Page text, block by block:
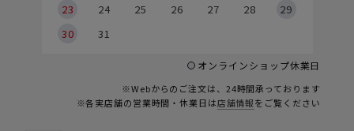
23
24 25 26 27 28
29
30
31
オンラインショップ休業日
※Webからのご注文は、24時間承っております
※各実店舗の営業時間・休業日は店舗情報をご覧ください